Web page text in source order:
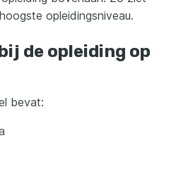
opleidingsniveau.
de opleiding op
bevat: